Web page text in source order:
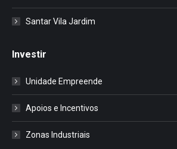
Santar Vila Jardim
Investir
Unidade Empreende
Apoios e Incentivos
Zonas Industriais